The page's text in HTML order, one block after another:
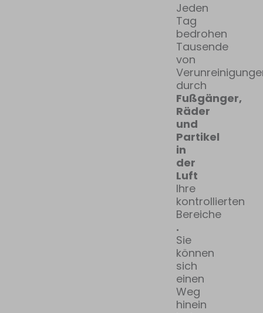
Jeden
Tag
bedrohen
Tausende
von
durch
Fußgänger,
Räder
und
Partikel
in
der
Luft
Ihre
kontrollierten
Bereiche
.
Sie
können
sich
einen
Weg
hinein